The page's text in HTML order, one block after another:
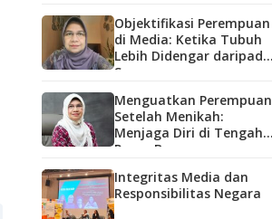
Objektifikasi Perempuan
di Media: Ketika Tubuh
Lebih Didengar daripada
Suara
Menguatkan Perempuan
Setelah Menikah:
Menjaga Diri di Tengah
Peran Baru
Integritas Media dan
Responsibilitas Negara